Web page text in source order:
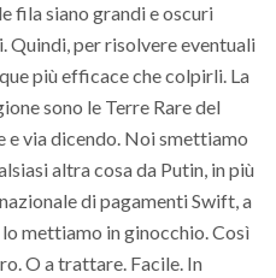
fila siano grandi e oscuri
Quindi, per risolvere eventuali
più efficace che colpirli. La
sono le Terre Rare del
e via dicendo. Noi smettiamo
altra cosa da Putin, in più
di pagamenti Swift, a
mettiamo in ginocchio. Così
O a trattare. Facile. In